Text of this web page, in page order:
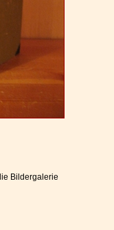
Bildergalerie